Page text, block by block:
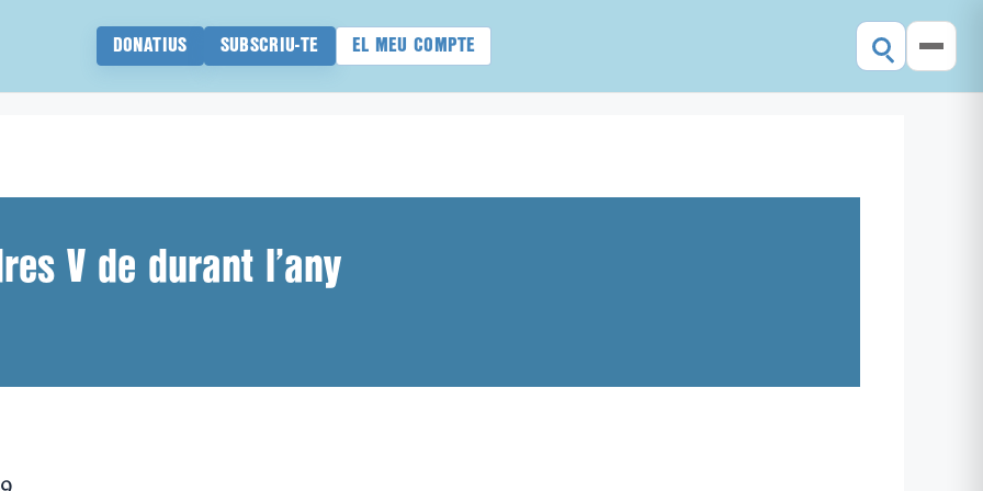
DONATIUS SUBSCRIU-TE EL MEU COMPTE
V de durant l’any